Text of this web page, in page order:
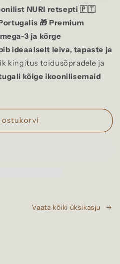
NURI retsepti 🇵🇹
🎁 Premium
3 ja kõrge
ideaalselt leiva, tapaste ja
kingitus toidusõpradele ja
kõige ikoonilisemaid
ostukorvi
Vaata kõiki üksikasju